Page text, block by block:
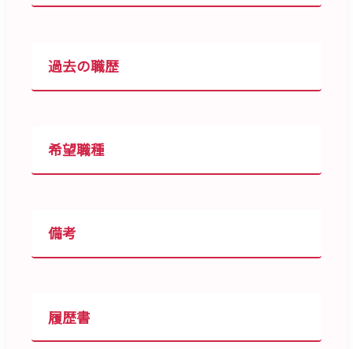
過去の職歴
希望職種
備考
履歴書